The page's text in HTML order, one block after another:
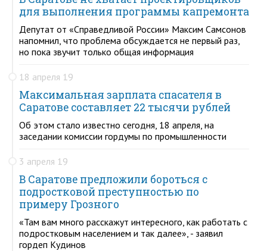
для выполнения программы капремонта
Депутат от «Справедливой России» Максим Самсонов
напомнил, что проблема обсуждается не первый раз,
но пока звучит только общая информация
18 апреля 19
Максимальная зарплата спасателя в
Саратове составляет 22 тысячи рублей
Об этом стало известно сегодня, 18 апреля, на
заседании комиссии гордумы по промышленности
3 апреля 19
В Саратове предложили бороться с
подростковой преступностью по
примеру Грозного
«Там вам много расскажут интересного, как работать с
подростковым населением и так далее», - заявил
гордеп Кудинов